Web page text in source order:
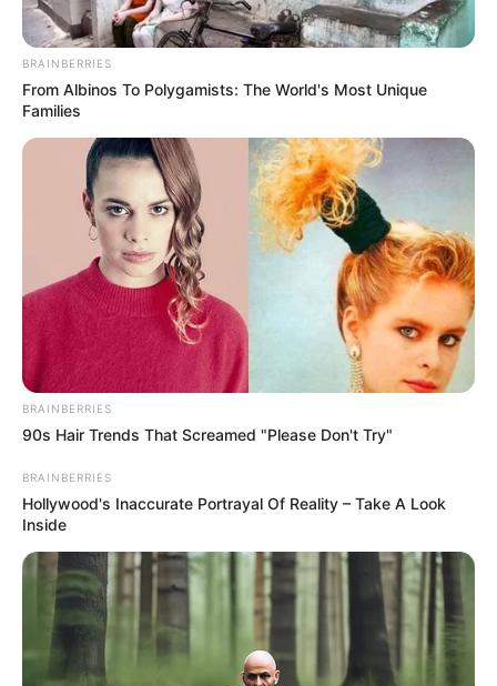
BRAINBERRIES
From Albinos To Polygamists: The World's Most Unique
Families
BRAINBERRIES
90s Hair Trends That Screamed "Please Don't Try"
BRAINBERRIES
Hollywood's Inaccurate Portrayal Of Reality – Take A Look
Inside